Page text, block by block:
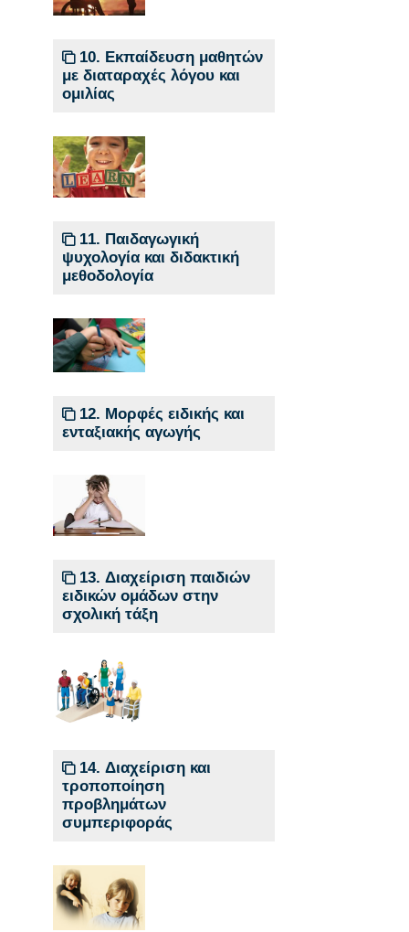
10. Εκπαίδευση μαθητών
με διαταραχές λόγου και
ομιλίας
11. Παιδαγωγική
ψυχολογία και διδακτική
μεθοδολογία
12. Μορφές ειδικής και
ενταξιακής αγωγής
13. Διαχείριση παιδιών
ειδικών ομάδων στην
σχολική τάξη
14. Διαχείριση και
τροποποίηση
προβλημάτων
συμπεριφοράς